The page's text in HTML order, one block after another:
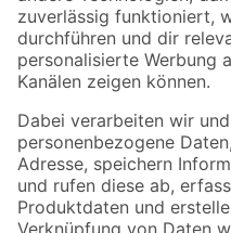
Zur Newsletter Anmeldung
Folge uns
Zahlungsarten